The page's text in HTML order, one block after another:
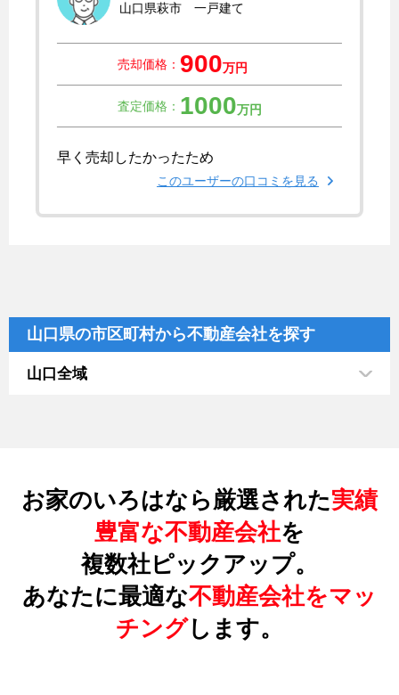
山口県萩市 一戸建て
売却価格： 900万円
査定価格： 1000万円
早く売却したかったため
このユーザーの口コミを見る
山口県の市区町村から不動産会社を探す
山口全域
お家のいろはなら厳選された実績
豊富な不動産会社を
複数社ピックアップ。
あなたに最適な不動産会社をマッ
チングします。